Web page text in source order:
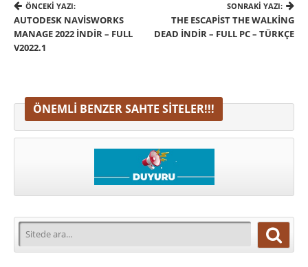
ÖNCEKI YAZI:
AUTODESK NAVISWORKS
MANAGE 2022 İNDIR – FULL
V2022.1
SONRAKI YAZI:
THE ESCAPIST THE WALKING
DEAD İNDIR – FULL PC – TÜRKÇE
ÖNEMLI BENZER SAHTE SITELER!!!